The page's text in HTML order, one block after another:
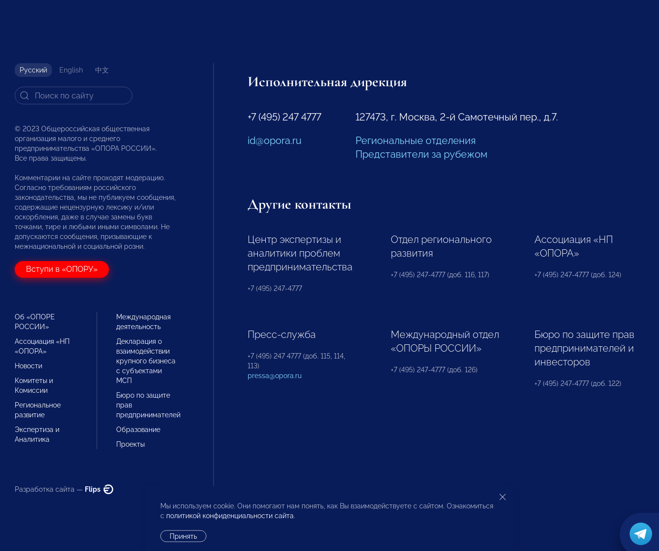
Русский English 中文
© 2023 Общероссийская общественная
организация малого и среднего
предпринимательства «ОПОРА РОССИИ».
Все права защищены.
Комментарии на сайте проходят модерацию.
Согласно требованиям российского
законодательства, мы не публикуем сообщения,
содержащие нецензурную лексику и/или
оскорбления, даже в случае замены букв
точками, тире и любыми иными символами. Не
допускаются сообщения, призывающие к
межнациональной и социальной розни.
Вступи в «ОПОРУ»
Об «ОПОРЕ
РОССИИ»
Ассоциация «НП
«ОПОРА»
Новости
Комитеты и
Комиссии
Региональное
развитие
Экспертиза и
Аналитика
Международная
деятельность
Декларация о
взаимодействии
крупного бизнеса
с субъектами
МСП
Бюро по защите
прав
предпринимателей
Образование
Проекты
Разработка сайта — Flips
Исполнительная дирекция
+7 (495) 247 4777
id@opora.ru
127473, г. Москва, 2-й Самотечный пер., д.7.
Региональные отделения
Представители за рубежом
Другие контакты
Центр экспертизы и
аналитики проблем
предпринимательства
+7 (495) 247-4777
Отдел регионального
развития
+7 (495) 247-4777 (доб. 116, 117)
Ассоциация «НП
«ОПОРА»
+7 (495) 247-4777 (доб. 124)
Пресс-служба
+7 (495) 247 4777 (доб. 115, 114,
113)
pressa@opora.ru
Международный отдел
«ОПОРЫ РОССИИ»
+7 (495) 247-4777 (доб. 126)
Бюро по защите прав
предпринимателей и
инвесторов
+7 (495) 247-4777 (доб. 122)
Мы используем cookie. Они помогают нам понять, как Вы взаимодействуете с сайтом. Ознакомиться
с политикой конфиденциальности сайта.
Принять